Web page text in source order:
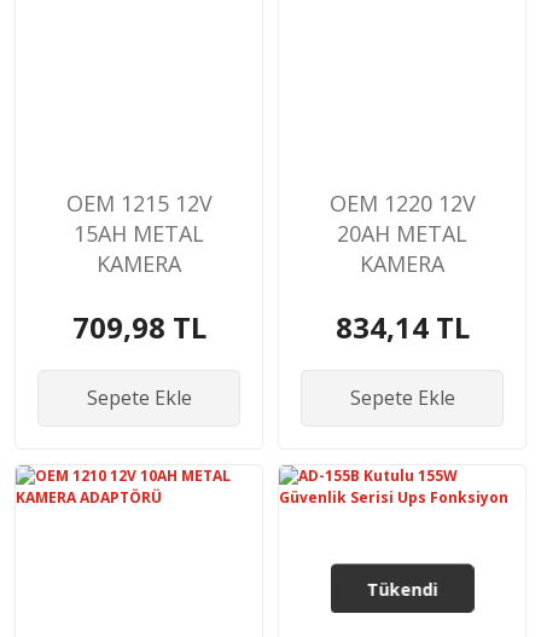
OEM 1215 12V
15AH METAL
KAMERA
709,98 TL
Sepete Ekle
OEM 1220 12V
20AH METAL
KAMERA
834,14 TL
Sepete Ekle
Tükendi